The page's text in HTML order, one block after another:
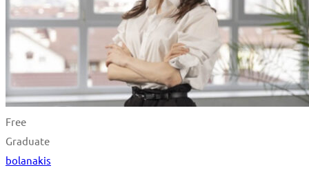
Free
Graduate
bolanakis